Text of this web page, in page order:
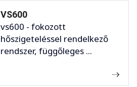
VS600
vs600 - fokozott
hőszigeteléssel rendelkező
rendszer, függőleges ...